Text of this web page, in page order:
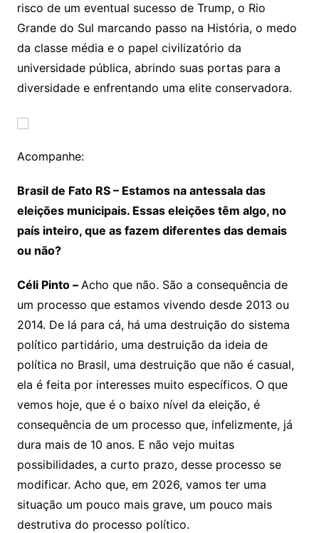
risco de um eventual sucesso de Trump, o Rio
Grande do Sul marcando passo na História, o medo
da classe média e o papel civilizatório da
universidade pública, abrindo suas portas para a
diversidade e enfrentando uma elite conservadora.
Acompanhe:
Brasil de Fato RS – Estamos na antessala das
eleições municipais. Essas eleições têm algo, no
país inteiro, que as fazem diferentes das demais
ou não?
Céli Pinto – Acho que não. São a consequência de
um processo que estamos vivendo desde 2013 ou
2014. De lá para cá, há uma destruição do sistema
político partidário, uma destruição da ideia de
política no Brasil, uma destruição que não é casual,
ela é feita por interesses muito específicos. O que
vemos hoje, que é o baixo nível da eleição, é
consequência de um processo que, infelizmente, já
dura mais de 10 anos. E não vejo muitas
possibilidades, a curto prazo, desse processo se
modificar. Acho que, em 2026, vamos ter uma
situação um pouco mais grave, um pouco mais
destrutiva do processo político.